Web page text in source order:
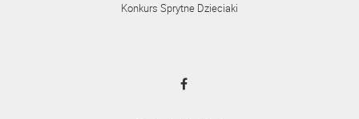
Konkurs Sprytne Dzieciaki